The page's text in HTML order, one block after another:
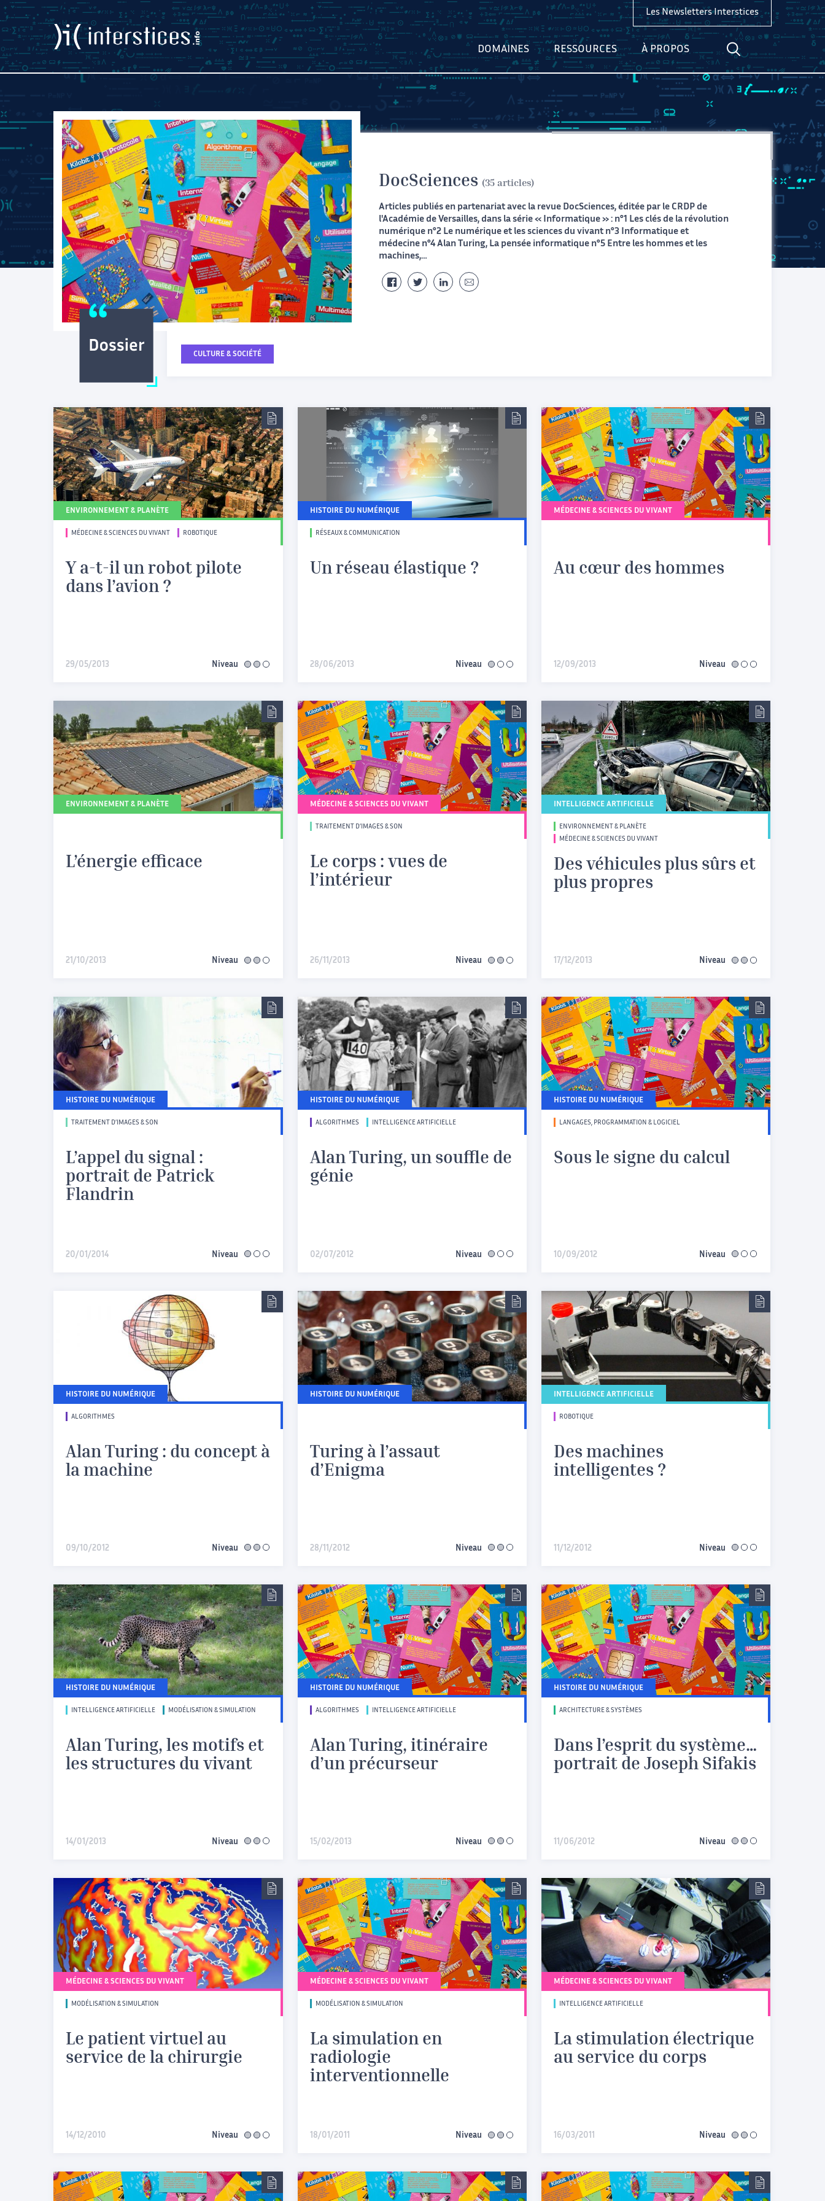
DOMAINES RESSOURCES À PROPOS
Les Newsletters Interstices
DocSciences (35 articles)
Articles publiés en partenariat avec la revue DocSciences, éditée par le CRDP de
l'Académie de Versailles, dans la série « Informatique » : n°1 Les clés de la révolution
numérique n°2 Le numérique et les sciences du vivant n°3 Informatique et
médecine n°4 Alan Turing, La pensée informatique n°5 Entre les hommes et les
machines,…
CULTURE & SOCIÉTÉ
ENVIRONNEMENT & PLANÈTE
MÉDECINE & SCIENCES DU VIVANT ROBOTIQUE
Y a-t-il un robot pilote
dans l’avion ?
29/05/2013 Niveau intermédiaire
HISTOIRE DU NUMÉRIQUE
RÉSEAUX & COMMUNICATION
Un réseau élastique ?
28/06/2013 Niveau facile
MÉDECINE & SCIENCES DU VIVANT
Au cœur des hommes
12/09/2013 Niveau facile
ENVIRONNEMENT & PLANÈTE
L’énergie efficace
21/10/2013 Niveau intermédiaire
MÉDECINE & SCIENCES DU VIVANT
TRAITEMENT D’IMAGES & SON
Le corps : vues de
l’intérieur
26/11/2013 Niveau intermédiaire
INTELLIGENCE ARTIFICIELLE
ENVIRONNEMENT & PLANÈTE
MÉDECINE & SCIENCES DU VIVANT
Des véhicules plus sûrs et
plus propres
17/12/2013 Niveau intermédiaire
HISTOIRE DU NUMÉRIQUE
TRAITEMENT D’IMAGES & SON
L’appel du signal :
portrait de Patrick
Flandrin
20/01/2014 Niveau facile
HISTOIRE DU NUMÉRIQUE
ALGORITHMES INTELLIGENCE ARTIFICIELLE
Alan Turing, un souffle de
génie
02/07/2012 Niveau facile
HISTOIRE DU NUMÉRIQUE
LANGAGES, PROGRAMMATION & LOGICIEL
Sous le signe du calcul
10/09/2012 Niveau facile
HISTOIRE DU NUMÉRIQUE
ALGORITHMES
Alan Turing : du concept à
la machine
09/10/2012 Niveau intermédiaire
HISTOIRE DU NUMÉRIQUE
Turing à l’assaut
d’Enigma
28/11/2012 Niveau intermédiaire
INTELLIGENCE ARTIFICIELLE
ROBOTIQUE
Des machines
intelligentes ?
11/12/2012 Niveau facile
HISTOIRE DU NUMÉRIQUE
INTELLIGENCE ARTIFICIELLE MODÉLISATION & SIMULATION
Alan Turing, les motifs et
les structures du vivant
14/01/2013 Niveau intermédiaire
HISTOIRE DU NUMÉRIQUE
ALGORITHMES INTELLIGENCE ARTIFICIELLE
Alan Turing, itinéraire
d’un précurseur
15/02/2013 Niveau intermédiaire
HISTOIRE DU NUMÉRIQUE
ARCHITECTURE & SYSTÈMES
Dans l’esprit du système…
portrait de Joseph Sifakis
11/06/2012 Niveau intermédiaire
MÉDECINE & SCIENCES DU VIVANT
MODÉLISATION & SIMULATION
Le patient virtuel au
service de la chirurgie
14/12/2010 Niveau intermédiaire
MÉDECINE & SCIENCES DU VIVANT
MODÉLISATION & SIMULATION
La simulation en
radiologie
interventionnelle
18/01/2011 Niveau intermédiaire
MÉDECINE & SCIENCES DU VIVANT
INTELLIGENCE ARTIFICIELLE
La stimulation électrique
au service du corps
16/03/2011 Niveau intermédiaire